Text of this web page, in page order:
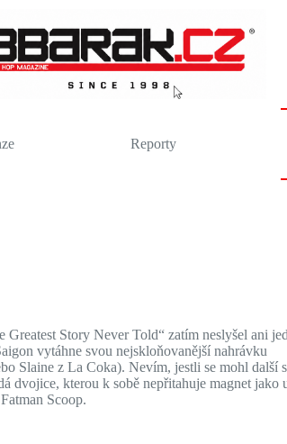
Reporty
Story Never Told“ zatím neslyšel ani
vytáhne svou nejskloňovanější nahrávku
Slaine z La Coka). Nevím, jestli se mohl další
dvojice, kterou k sobě nepřitahuje magnet jako
Scoop.